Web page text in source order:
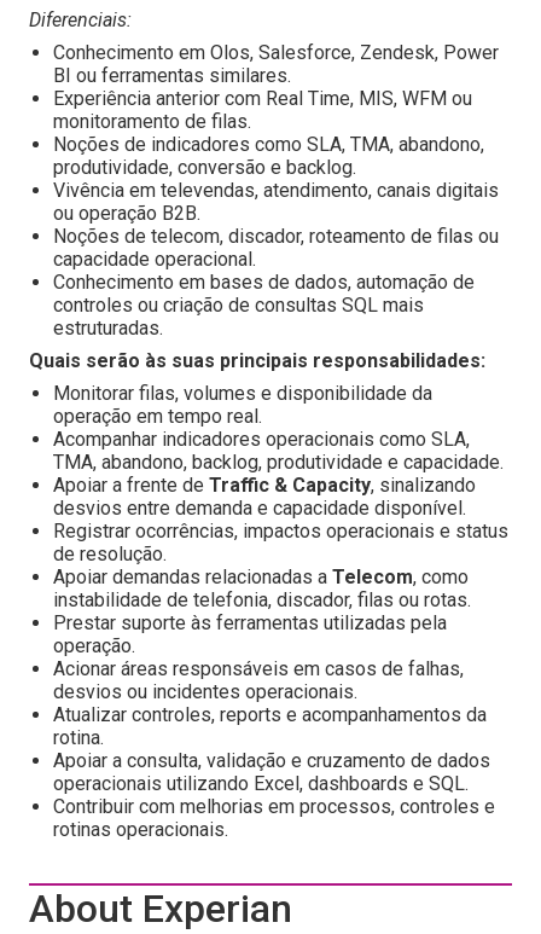
Diferenciais:
Conhecimento em Olos, Salesforce, Zendesk, Power
BI ou ferramentas similares.
Experiência anterior com Real Time, MIS, WFM ou
monitoramento de filas.
Noções de indicadores como SLA, TMA, abandono,
produtividade, conversão e backlog.
Vivência em televendas, atendimento, canais digitais
ou operação B2B.
Noções de telecom, discador, roteamento de filas ou
capacidade operacional.
Conhecimento em bases de dados, automação de
controles ou criação de consultas SQL mais
estruturadas.
Quais serão às suas principais responsabilidades:
Monitorar filas, volumes e disponibilidade da
operação em tempo real.
Acompanhar indicadores operacionais como SLA,
TMA, abandono, backlog, produtividade e capacidade.
Apoiar a frente de Traffic & Capacity, sinalizando
desvios entre demanda e capacidade disponível.
Registrar ocorrências, impactos operacionais e status
de resolução.
Apoiar demandas relacionadas a Telecom, como
instabilidade de telefonia, discador, filas ou rotas.
Prestar suporte às ferramentas utilizadas pela
operação.
Acionar áreas responsáveis em casos de falhas,
desvios ou incidentes operacionais.
Atualizar controles, reports e acompanhamentos da
rotina.
Apoiar a consulta, validação e cruzamento de dados
operacionais utilizando Excel, dashboards e SQL.
Contribuir com melhorias em processos, controles e
rotinas operacionais.
About Experian